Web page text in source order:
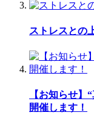
ストレスとの
【お知らせ
開催します！